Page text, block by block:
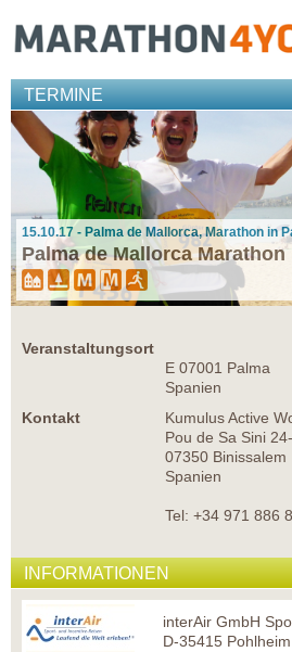
TERMINE
15.10.17 - Palma de Mallorca, Marathon in
Palma de Mallorca Marathon
Veranstaltungsort
E 07001 Palma
Spanien
Kontakt
Kumulus Active
Pou de Sa Sini
07350 Binissalem
Spanien
Tel: +34 971 886
INFORMATIONEN
interAir GmbH
D-35415 Pohlheim